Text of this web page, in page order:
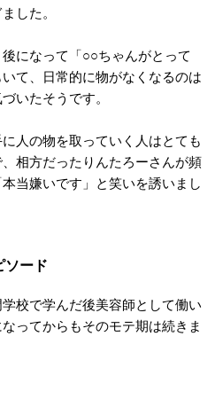
した。
になって「○○ちゃんがとって
て、日常的に物がなくなるのは
いたそうです。
人の物を取っていく人はとても
相方だったりんたろーさんが頻
当嫌いです」と笑いを誘いまし
ード
校で学んだ後美容師として働い
ってからもそのモテ期は続きま